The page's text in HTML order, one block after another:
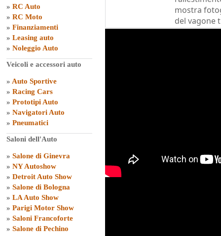
» RC Auto
» RC Moto
» Finanziamenti
» Leasing auto
» Noleggio Auto
Veicoli e accessori auto
» Auto Sportive
» Racing Cars
» Prototipi Auto
» Navigatori Auto
» Pneumatici
Saloni dell'Auto
» Salone di Ginevra
» NY Autoshow
» Detroit Auto Show
» Salone di Bologna
» LA Auto Show
» Parigi Motor Show
» Saloni Francoforte
» Salone di Pechino
mostra
del vagone